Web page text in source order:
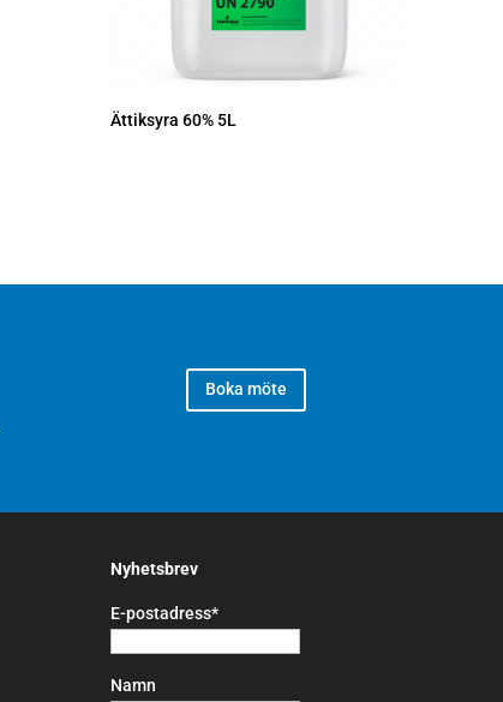
Ättiksyra 60% 5L
Boka möte
Nyhetsbrev
E-postadress*
Namn